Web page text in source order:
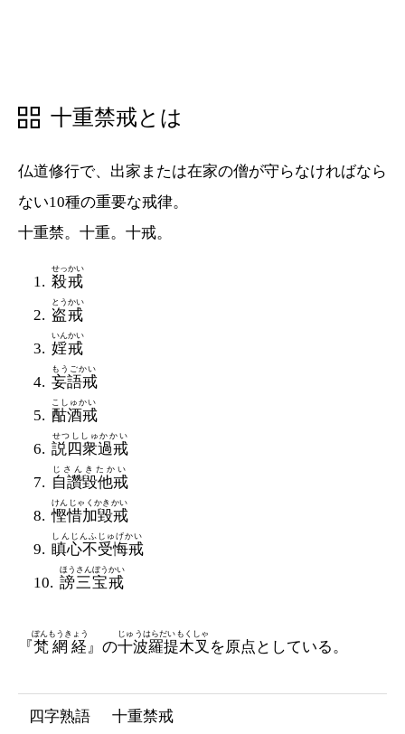
十重禁戒とは
仏道修行で、出家または在家の僧が守らなければなら
ない10種の重要な戒律。
十重禁。十重。十戒。
殺戒
せっかい
盗戒
とうかい
婬戒
いんかい
妄語戒
もうごかい
酤酒戒
こしゅかい
説四衆過戒
せつししゅかかい
自讚毀他戒
じさんきたかい
慳惜加毀戒
けんじゃくかきかい
瞋心不受悔戒
しんじんふじゅげかい
謗三宝戒
ほうさんぼうかい
『梵網経
ぼんもうきょう
』の十波羅提木叉
じゅうはらだいもくしゃ
を原点としている。
四字熟語 十重禁戒